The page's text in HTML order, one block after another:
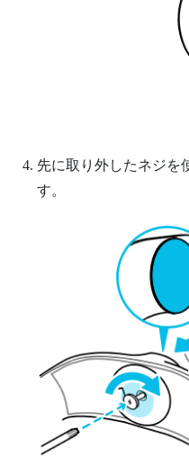
先に取り外したネジを
す。